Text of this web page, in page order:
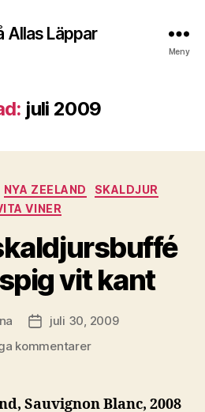
Allas Läppar
Meny
juli 2009
Kategorier
NYA ZEELAND
SKALDJUR
VINER
vit kant
Inläggsdatum
juli 30, 2009
kommentarertill
med
Sauvignon Blanc, 2008